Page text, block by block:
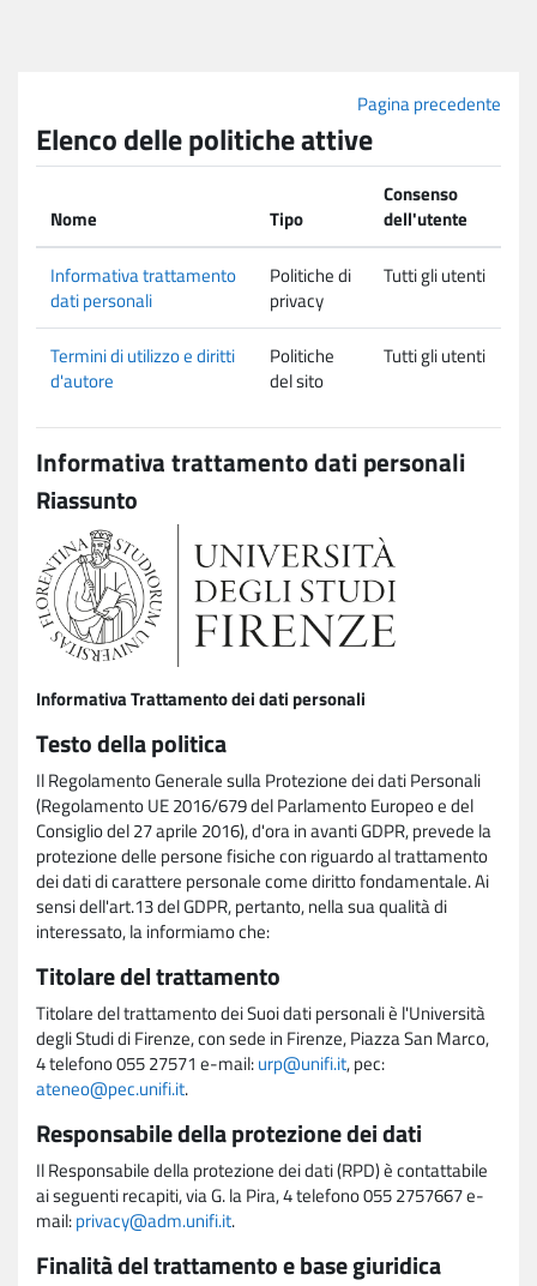
Pagina precedente
Elenco delle politiche attive
Nome Tipo
Consenso
dell'utente
Informativa trattamento
dati personali
Politiche di
privacy
Tutti gli utenti
Termini di utilizzo e diritti
d'autore
Politiche
del sito
Tutti gli utenti
Informativa trattamento dati personali
Riassunto
Informativa Trattamento dei dati personali
Testo della politica
Il Regolamento Generale sulla Protezione dei dati Personali
(Regolamento UE 2016/679 del Parlamento Europeo e del
Consiglio del 27 aprile 2016), d'ora in avanti GDPR, prevede la
protezione delle persone fisiche con riguardo al trattamento
dei dati di carattere personale come diritto fondamentale. Ai
sensi dell'art.13 del GDPR, pertanto, nella sua qualità di
interessato, la informiamo che:
Titolare del trattamento
Titolare del trattamento dei Suoi dati personali è l'Università
degli Studi di Firenze, con sede in Firenze, Piazza San Marco,
4 telefono 055 27571 e-mail:urp@unifi.it, pec:
ateneo@pec.unifi.it.
Responsabile della protezione dei dati
Il Responsabile della protezione dei dati (RPD) è contattabile
ai seguenti recapiti, via G. la Pira, 4 telefono 055 2757667 e-
mail:privacy@adm.unifi.it.
Finalità del trattamento e base giuridica